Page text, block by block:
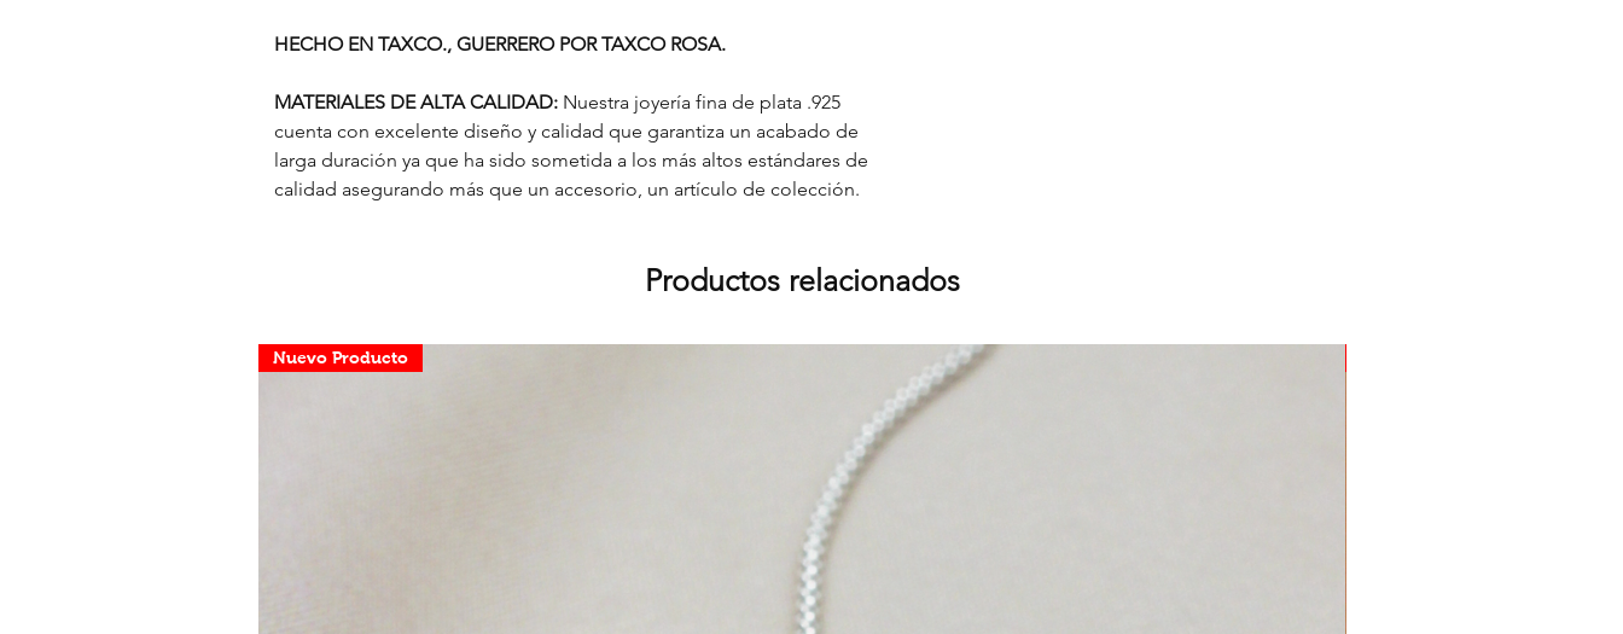
HECHO EN TAXCO., GUERRERO POR TAXCO ROSA.
MATERIALES DE ALTA CALIDAD: Nuestra joyería fina de plata .925
cuenta con excelente diseño y calidad que garantiza un acabado de
larga duración ya que ha sido sometida a los más altos estándares de
calidad asegurando más que un accesorio, un artículo de colección.
Productos relacionados
Nuevo Producto